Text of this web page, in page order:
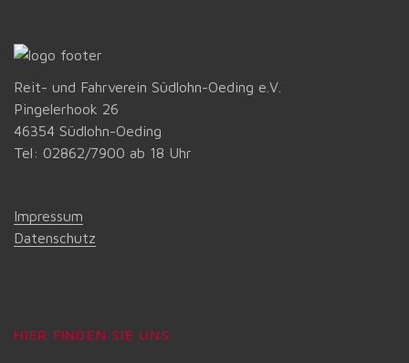
Reit- und Fahrverein Südlohn-Oeding e.V.
Pingelerhook 26
46354 Südlohn-Oeding
Tel: 02862/7900 ab 18 Uhr
Impressum
Datenschutz
HIER FINDEN SIE UNS